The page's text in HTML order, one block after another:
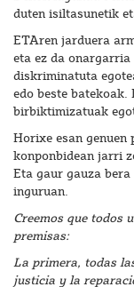
duten isiltasunetik
ETAren jarduera
eta ez da
diskriminatuta
edo beste
birbiktimizatuak
Horixe esan
konponbidean jarri
Eta gaur gauza
inguruan.
Creemos que todos
premisas:
La primera, todas
justicia y la